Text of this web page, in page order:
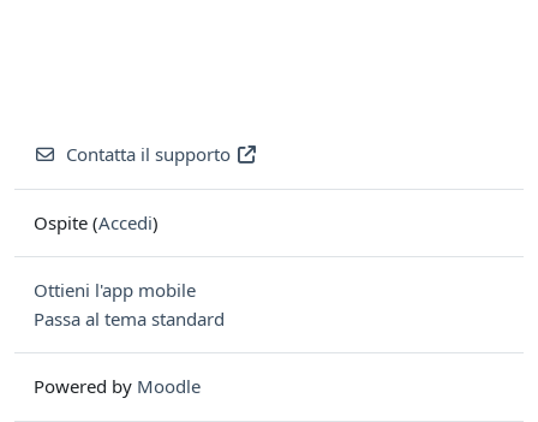
Contatta il supporto
Ospite (Accedi)
Ottieni l'app mobile
Passa al tema standard
Powered by Moodle